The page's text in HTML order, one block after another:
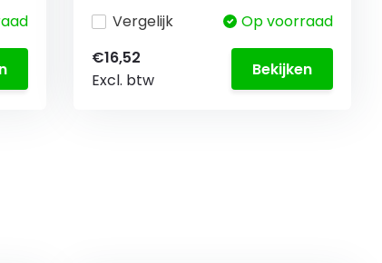
Vergelijk
Op voorraad
€16,52
Excl. btw
Bekijken